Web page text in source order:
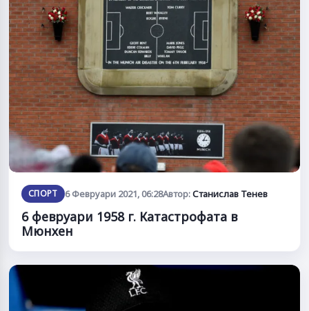
СПОРТ 6 Февруари 2021, 06:28Автор:Станислав Тенев
6 февруари 1958 г. Катастрофата в
Мюнхен